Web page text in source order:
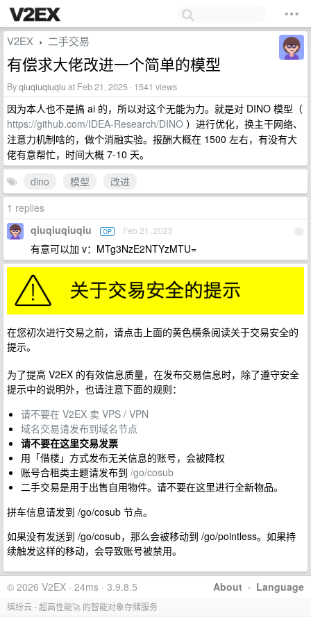
V2EX › 二手交易
有偿求大佬改进一个简单的模型
Byqiuqiuqiuqiu at Feb 21, 2025 · 1541 views
因为本人也不是搞 ai 的，所以对这个无能为力。就是对 DINO 模型（
https://github.com/IDEA-Research/DINO ）进行优化，换主干网络、
注意力机制啥的，做个消融实验。报酬大概在 1500 左右，有没有大
佬有意帮忙，时间大概 7-10 天。
dino
模型
改进
1 replies
1
qiuqiuqiuqiu OP Feb 21, 2025
有意可以加 v：MTg3NzE2NTYzMTU=
在您初次进行交易之前，请点击上面的黄色横条阅读关于交易安全的
提示。
为了提高 V2EX 的有效信息质量，在发布交易信息时，除了遵守安全
提示中的说明外，也请注意下面的规则：
请不要在 V2EX 卖 VPS / VPN
域名交易请发布到域名节点
请不要在这里交易发票
用「借楼」方式发布无关信息的账号，会被降权
账号合租类主题请发布到 /go/cosub
二手交易是用于出售自用物件。请不要在这里进行全新物品。
拼车信息请发到 /go/cosub 节点。
如果没有发送到 /go/cosub，那么会被移动到 /go/pointless。如果持
续触发这样的移动，会导致账号被禁用。
About · Language
© 2026 V2EX · 24ms · 3.9.8.5
缤纷云 - 超高性能🚀 的智能对象存储服务